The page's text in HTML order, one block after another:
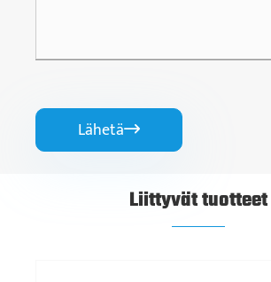
Lähetä
Liittyvät tuotteet